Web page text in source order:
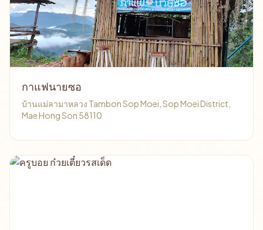
กาแฟนายซอ
บ้านแม่ลามาหลวง Tambon Sop Moei, Sop Moei District,
Mae Hong Son 58110